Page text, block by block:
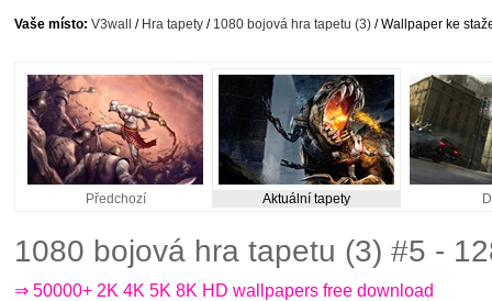
Vaše místo: V3wall / Hra tapety / 1080 bojová hra tapetu (3) / Wallpaper ke
Předchozí Aktuální tapety
1080 bojová hra tapetu (3) #5 -
⇒ 50000+ 2K 4K 5K 8K HD wallpapers free download